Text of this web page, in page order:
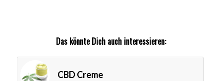
Das könnte Dich auch interessieren:
CBD Creme